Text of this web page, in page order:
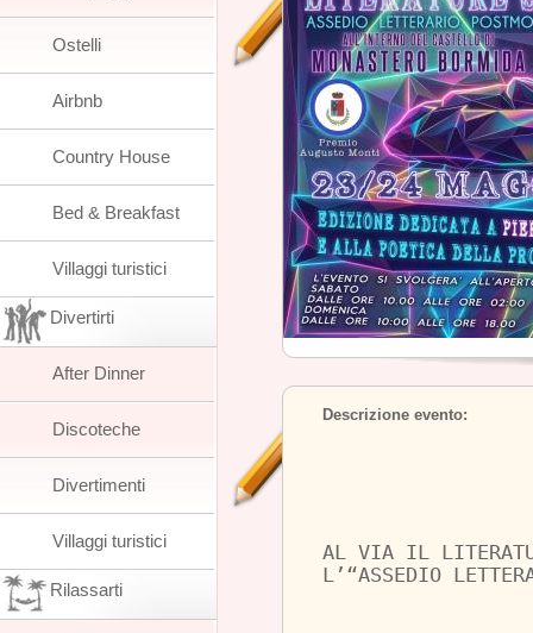
Descrizione evento:
AL VIA IL
L’“ASSEDIO
Ostelli
Airbnb
Country House
Bed & Breakfast
Villaggi turistici
Divertirti
After Dinner
Discoteche
Divertimenti
Villaggi turistici
Rilassarti